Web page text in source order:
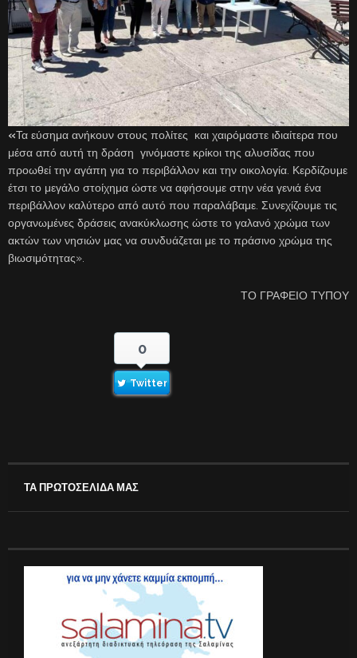
«Τα εύσημα ανήκουν στους πολίτες και χαιρόμαστε ιδιαίτερα που
μέσα από αυτή τη δράση γινόμαστε κρίκοι της αλυσίδας που
προωθεί την αγάπη για το περιβάλλον και την οικολογία. Κερδίζουμε
έτσι το μεγάλο στοίχημα ώστε να αφήσουμε στην νέα γενιά ένα
περιβάλλον καλύτερο από αυτό που παραλάβαμε. Συνεχίζουμε τις
οργανωμένες δράσεις ανακύκλωσης ώστε το γαλανό χρώμα των
ακτών των νησιών μας να συνδυάζεται με το πράσινο χρώμα της
βιωσιμότητας».
ΤΟ ΓΡΑΦΕΙΟ ΤΥΠΟΥ
0
Twitter
ΤΑ ΠΡΩΤΟΣΕΛΙΔΑ ΜΑΣ